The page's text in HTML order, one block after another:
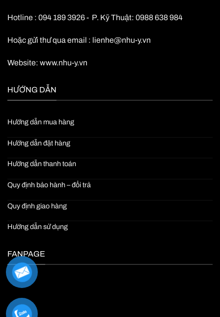
Hotline : 094 189 3926 - P. Kỹ Thuật: 0988 638 984
Hoặc gửi thư qua email : lienhe@nhu-y.vn
Website: www.nhu-y.vn
HƯỚNG DẪN
Hướng dẫn mua hàng
Hướng dẫn đặt hàng
Hướng dẫn thanh toán
Quy định bảo hành – đổi trả
Quy định giao hàng
Hướng dẫn sử dụng
FANPAGE